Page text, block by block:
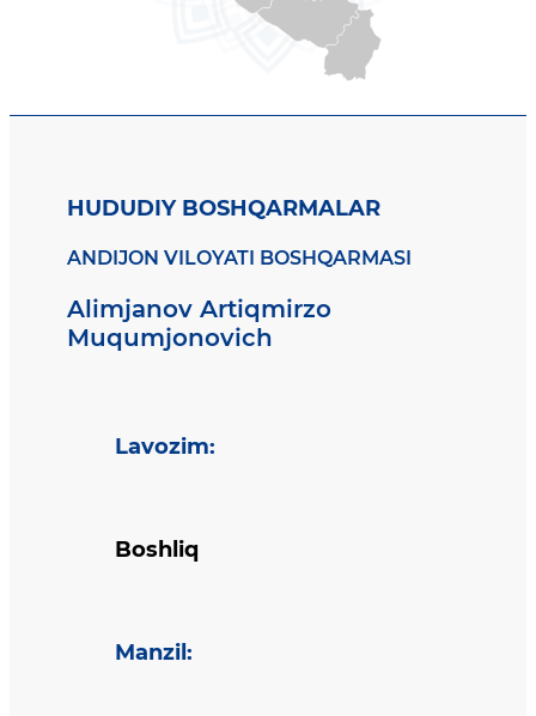
HUDUDIY BOSHQARMALAR
ANDIJON VILOYATI BOSHQARMASI
Alimjanov Artiqmirzo
Muqumjonovich
Lavozim:
Boshliq
Manzil :